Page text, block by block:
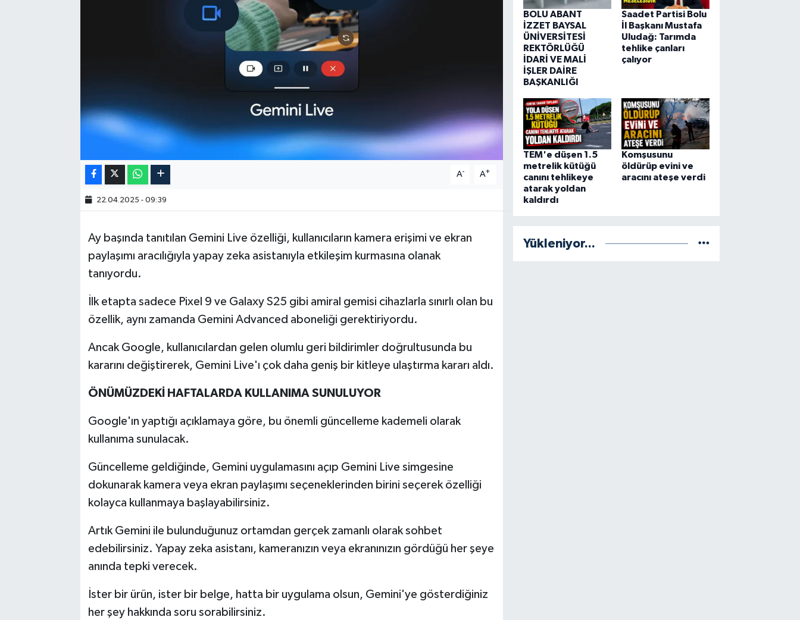
A- A+
22.04.2025 - 09:39
Ay başında tanıtılan Gemini Live özelliği, kullanıcıların kamera erişimi ve ekran
paylaşımı aracılığıyla yapay zeka asistanıyla etkileşim kurmasına olanak
tanıyordu.
İlk etapta sadece Pixel 9 ve Galaxy S25 gibi amiral gemisi cihazlarla sınırlı olan bu
özellik, aynı zamanda Gemini Advanced aboneliği gerektiriyordu.
Ancak Google, kullanıcılardan gelen olumlu geri bildirimler doğrultusunda bu
kararını değiştirerek, Gemini Live'ı çok daha geniş bir kitleye ulaştırma kararı aldı.
ÖNÜMÜZDEKİ HAFTALARDA KULLANIMA SUNULUYOR
Google'ın yaptığı açıklamaya göre, bu önemli güncelleme kademeli olarak
kullanıma sunulacak.
Güncelleme geldiğinde, Gemini uygulamasını açıp Gemini Live simgesine
dokunarak kamera veya ekran paylaşımı seçeneklerinden birini seçerek özelliği
kolayca kullanmaya başlayabilirsiniz.
Artık Gemini ile bulunduğunuz ortamdan gerçek zamanlı olarak sohbet
edebilirsiniz. Yapay zeka asistanı, kameranızın veya ekranınızın gördüğü her şeye
anında tepki verecek.
İster bir ürün, ister bir belge, hatta bir uygulama olsun, Gemini'ye gösterdiğiniz
her şey hakkında soru sorabilirsiniz.
BOLU ABANT
İZZET BAYSAL
ÜNİVERSİTESİ
REKTÖRLÜĞÜ
İDARİ VE MALİ
İŞLER DAİRE
BAŞKANLIĞI
Saadet Partisi Bolu
İl Başkanı Mustafa
Uludağ: Tarımda
tehlike çanları
çalıyor
TEM'e düşen 1.5
metrelik kütüğü
canını tehlikeye
atarak yoldan
kaldırdı
Komşusunu
öldürüp evini ve
aracını ateşe verdi
Yükleniyor...